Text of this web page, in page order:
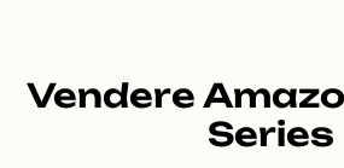
Vendere
Series